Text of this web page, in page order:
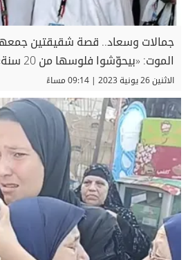
جمالات وسعاد.. قصة شقيقتين
الموت: «بيحوّشوا فلوسها من 20 سنة» (فيديو)
الاثنين 26 يونية 2023 | 09:14 مساءً